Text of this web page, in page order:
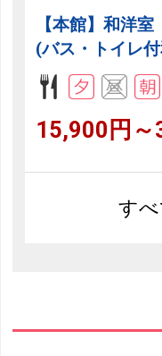
【本館】和洋
(バス・トイレ
15,900円～
す